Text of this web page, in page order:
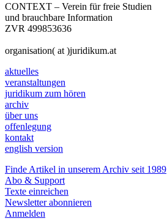
CONTEXT – Verein für freie Studien
und brauchbare Information
ZVR 499853636
organisation( at )juridikum.at
aktuelles
veranstaltungen
juridikum zum hören
archiv
über uns
offenlegung
kontakt
english version
Finde Artikel in unserem Archiv seit 1989
Abo & Support
Texte einreichen
Newsletter abonnieren
Anmelden